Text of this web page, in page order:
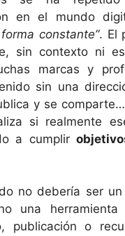
en el mundo
constante”. El
sin contexto ni
marcas y
sin una
y se
si realmente
a cumplir
no debería ser
una herramienta
publicación o